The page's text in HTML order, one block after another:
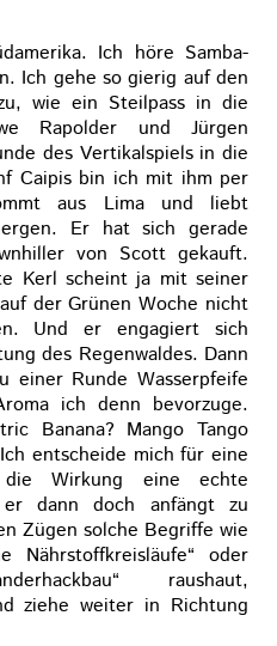
Ich höre Samba-
Ich gehe so gierig auf den
wie ein Steilpass in die
Rapolder und Jürgen
des Vertikalspiels in die
Caipis bin ich mit ihm per
aus Lima und liebt
Er hat sich gerade
von Scott gekauft.
Kerl scheint ja mit seiner
der Grünen Woche nicht
Und er engagiert sich
des Regenwaldes. Dann
einer Runde Wasserpfeife
ich denn bevorzuge.
Banana? Mango Tango
entscheide mich für eine
Wirkung eine echte
dann doch anfängt zu
Zügen solche Begriffe wie
Nährstoffkreisläufe“ oder
raushaut,
ziehe weiter in Richtung